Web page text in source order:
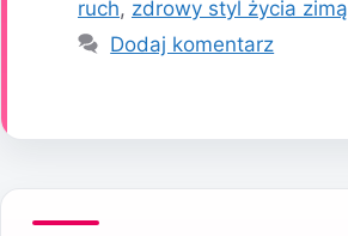
ruch, zdrowy styl życia zimą
Dodaj komentarz